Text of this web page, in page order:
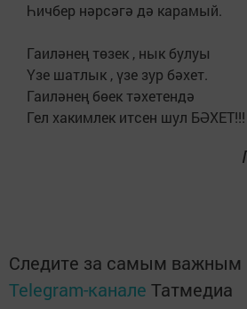
Һичбер нәрсәгә дә карамый.
Гаиләнең төзек , нык булуы
Үзе шатлык , үзе зур бәхет.
Гаиләнең бөек тәхетендә
Гел хакимлек итсен шул БӘХЕТ!!!
Следите за самым важным
Telegram-канале Татмедиа